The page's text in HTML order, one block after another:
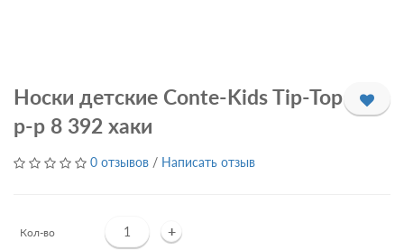
Носки детские Conte-Kids Tip-Top
р-р 8 392 хаки
0 отзывов / Написать отзыв
Кол-во +